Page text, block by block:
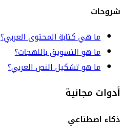
شروحات
ما هي كتابة المحتوى العربي؟
ما هو التسويق باللهجات؟
ما هو تشكيل النص العربي؟
أدوات مجانية
ذكاء اصطناعي